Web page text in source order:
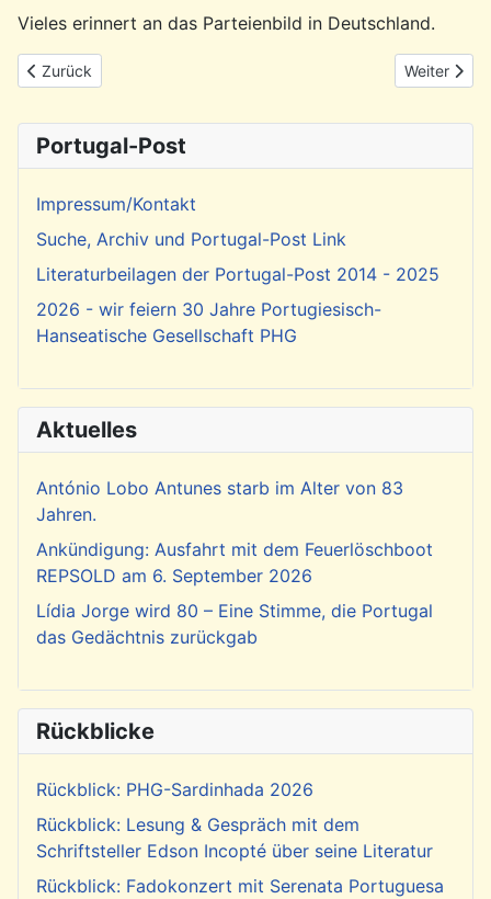
Vieles erinnert an das Parteienbild in Deutschland.
Vorheriger Beitrag: Rückblick: Portugiesische Klänge
Zurück Nächster
Weiter
Portugal-Post
Impressum/Kontakt
Suche, Archiv und Portugal-Post Link
Literaturbeilagen der Portugal-Post 2014 - 2025
2026 - wir feiern 30 Jahre Portugiesisch-
Hanseatische Gesellschaft PHG
Aktuelles
António Lobo Antunes starb im Alter von 83
Jahren.
Ankündigung: Ausfahrt mit dem Feuerlöschboot
REPSOLD am 6. September 2026
Lídia Jorge wird 80 – Eine Stimme, die Portugal
das Gedächtnis zurückgab
Rückblicke
Rückblick: PHG-Sardinhada 2026
Rückblick: Lesung & Gespräch mit dem
Schriftsteller Edson Incopté über seine Literatur
Rückblick: Fadokonzert mit Serenata Portuguesa